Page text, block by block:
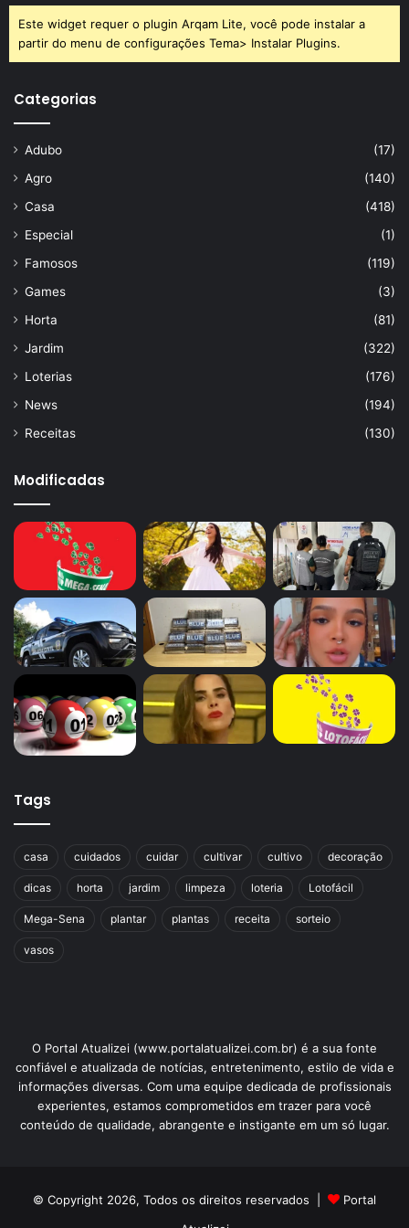
Este widget requer o plugin Arqam Lite, você pode instalar a
partir do menu de configurações Tema> Instalar Plugins.
Categorias
Adubo
(17)
Agro
(140)
Casa
(418)
Especial
(1)
Famosos
(119)
Games
(3)
Horta
(81)
Jardim
(322)
Loterias
(176)
News
(194)
Receitas
(130)
Modificadas
Tags
casa cuidados cuidar cultivar cultivo decoração
dicas horta jardim limpeza loteria Lotofácil
Mega-Sena plantar plantas receita sorteio
vasos
O Portal Atualizei (www.portalatualizei.com.br) é a sua fonte
confiável e atualizada de notícias, entretenimento, estilo de vida e
informações diversas. Com uma equipe dedicada de profissionais
experientes, estamos comprometidos em trazer para você
conteúdo de qualidade, abrangente e instigante em um só lugar.
© Copyright 2026, Todos os direitos reservados |
Portal